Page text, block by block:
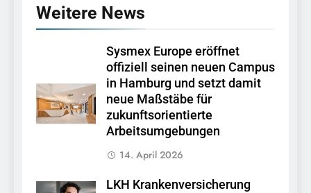
Weitere News
Sysmex Europe eröffnet
offiziell seinen neuen Campus
in Hamburg und setzt damit
neue Maßstäbe für
zukunftsorientierte
Arbeitsumgebungen
14. April 2026
LKH Krankenversicherung